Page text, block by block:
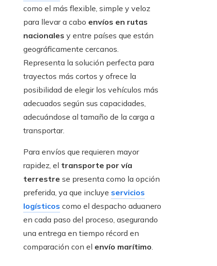
como el más flexible, simple y veloz
para llevar a cabo envíos en rutas
nacionales y entre países que están
geográficamente cercanos.
Representa la solución perfecta para
trayectos más cortos y ofrece la
posibilidad de elegir los vehículos más
adecuados según sus capacidades,
adecuándose al tamaño de la carga a
transportar.
Para envíos que requieren mayor
rapidez, el transporte por vía
terrestre se presenta como la opción
preferida, ya que incluye servicios
logísticos como el despacho aduanero
en cada paso del proceso, asegurando
una entrega en tiempo récord en
comparación con el envío marítimo